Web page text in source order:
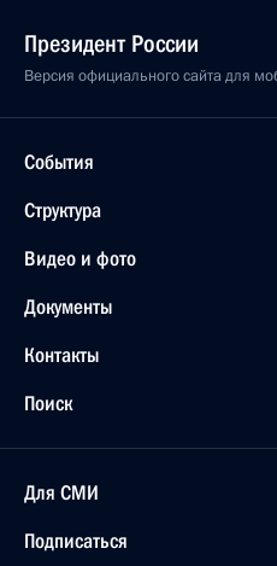
Президент России
Версия официального сайта для
События
Структура
Видео и фото
Документы
Контакты
Поиск
Для СМИ
Подписаться